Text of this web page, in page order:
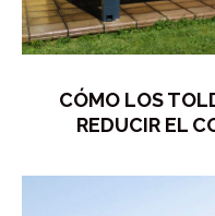
CÓMO LOS
REDUCIR EL